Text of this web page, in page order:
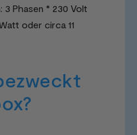
3 Phasen * 230 Volt
oder circa 11